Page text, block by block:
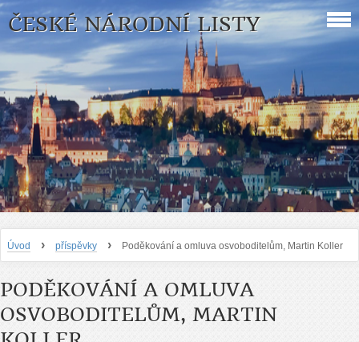
ČESKÉ NÁRODNÍ LISTY
Úvod › příspěvky › Poděkování a omluva osvoboditelům, Martin Koller
PODĚKOVÁNÍ A OMLUVA
OSVOBODITELŮM, MARTIN